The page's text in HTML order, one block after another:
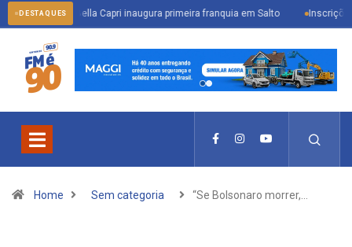
DESTAQUES
Bella Capri inaugura primeira franquia em Salto Inscrições abertas
Home Sem categoria “Se Bolsonaro morrer,…